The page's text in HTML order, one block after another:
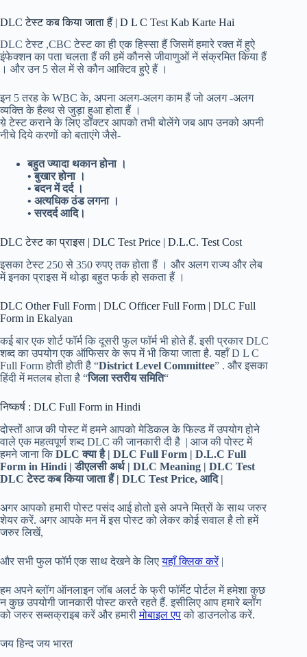
DLC टेस्ट कब किया जाता हैं | D L C Test Kab Karte Hai
DLC टेस्ट ,CBC टेस्ट का ही एक हिस्सा हैं जिसमें हमारे रक्त में हुऐ
इंफेक्शन का पता चलता हैं की हमें कौनसे जीवाणुओं नें संक्रमित किया हैं
। और उन 5 सेल में से कौन आक्टिव हुऐ हैं ।
इन 5 तरह के WBC के, अपना अलग-अलग काम हैं जो अलग -अलग
व्यक्ति के हैल्थ से जुड़ा हुआ होता हैं ।
य़े टेस्ट कराने के लिए डॉक्टर आपको तभी बोलेंगे जब आप उनको अपनी
नीचे दिये करणों को बताएंगे जैसे-
बहुत ज्यादा थकान होना ।
• बुखार होना ।
• बदन में दर्द ।
• अत्यधिक ठंड लगना ।
• सरदर्द आदि।
DLC टेस्ट का प्राइस | DLC Test Price | D.L.C. Test Cost
इसका टेस्ट 250 से 350 रुपए तक होता हैं । और अलग राज्य और लेब
में इनका प्राइस में थोड़ा बहुत फर्क हो सकता हैं ।
DLC Other Full Form | DLC Officer Full Form | DLC Full
Form in Ekalyan
कई बार एक शोर्ट फॉर्म कि दूसरी फुल फॉर्म भी होते हैं. इसी प्रकार DLC
शब्द का उपयोग एक ऑफिसर के रूप में भी किया जाता है. यहाँ D L C
Full Form होती होती है “District Level Committee” . और इसका
हिंदी में मतलब होता है “जिला स्तरीय समिति“
निष्कर्ष : DLC Full Form in Hindi
दोस्तों आज की पोस्ट में हमने आपको मेडिकल के फिल्ड में उपयोग होने
वाले एक महत्वपूर्ण शब्द DLC की जानकारी दी है | आज की पोस्ट में
हमने जाना कि DLCक्या है | DLC Full Form | D.L.C Full
Form in Hindi | डीएलसी अर्थ | DLC Meaning | DLC Test
DLC टेस्ट कब किया जाता हैं | DLC Test Price, आदि |
अगर आपको हमारी पोस्ट पसंद आई होतो इसे अपने मित्रों के साथ जरुर
शेयर करें. अगर आपके मन में इस पोस्ट को लेकर कोई सवाल है तो हमें
जरुर लिखें,
और सभी फुल फॉर्म एक साथ देखने के लिएयहाँ क्लिक करें|
हम अपने ब्लॉग ऑनलाइन जॉब अलर्ट के फ्री फॉर्मेट पोर्टल में हमेशा कुछ
न कुछ उपयोगी जानकारी पोस्ट करते रहते हैं. इसीलिए आप हमारे ब्लॉग
को जरुर सब्सक्राइब करें और हमारीमोबाइल एपको डाउनलोड करें.
जय हिन्द जय भारत